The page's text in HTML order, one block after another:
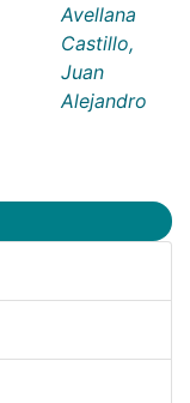
Avellana
Castillo,
Juan
Alejandro